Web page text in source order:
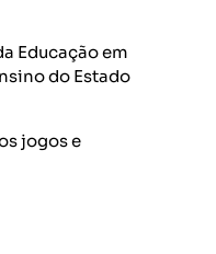
Educação em
do Estado
jogos e